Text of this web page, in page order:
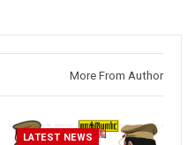
More From Author
LATEST NEWS